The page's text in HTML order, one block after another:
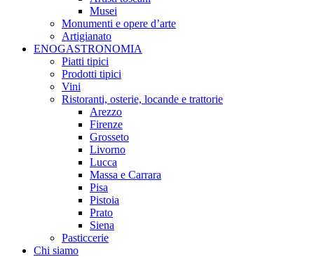
Musei
Monumenti e opere d’arte
Artigianato
ENOGASTRONOMIA
Piatti tipici
Prodotti tipici
Vini
Ristoranti, osterie, locande e trattorie
Arezzo
Firenze
Grosseto
Livorno
Lucca
Massa e Carrara
Pisa
Pistoia
Prato
Siena
Pasticcerie
Chi siamo